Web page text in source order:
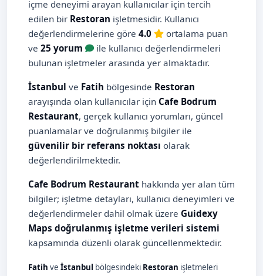
içme deneyimi arayan kullanıcılar için tercih
edilen bir Restoran işletmesidir. Kullanıcı
değerlendirmelerine göre 4.0
ortalama puan
ve 25 yorum
ile kullanıcı değerlendirmeleri
bulunan işletmeler arasında yer almaktadır.
İstanbul ve Fatih bölgesinde Restoran
arayışında olan kullanıcılar için Cafe Bodrum
Restaurant, gerçek kullanıcı yorumları, güncel
puanlamalar ve doğrulanmış bilgiler ile
güvenilir bir referans noktası olarak
değerlendirilmektedir.
Cafe Bodrum Restaurant hakkında yer alan tüm
bilgiler; işletme detayları, kullanıcı deneyimleri ve
değerlendirmeler dahil olmak üzere Guidexy
Maps doğrulanmış işletme verileri sistemi
kapsamında düzenli olarak güncellenmektedir.
Fatih ve İstanbul bölgesindeki Restoran işletmeleri